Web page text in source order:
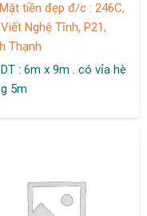
Mặt tiền đẹp đ/c : 246C,
Nghệ Tĩnh, P21,
Thạnh
DT : 6m x 9m . có vỉa hè
5m